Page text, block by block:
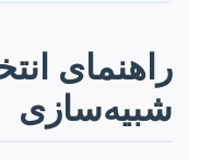
راهنمای
شبیه‌سازی